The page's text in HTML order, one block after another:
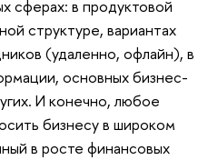
сферах: в продуктовой
структуре, вариантах
(удаленно, офлайн), в
основных бизнес-
И конечно, любое
бизнесу в широком
в росте финансовых